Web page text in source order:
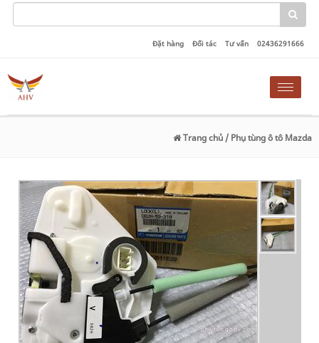
Đặt hàng Đối tác Tư vấn 02436291666
Toggle
Trang chủ / Phụ tùng ô tô Mazda